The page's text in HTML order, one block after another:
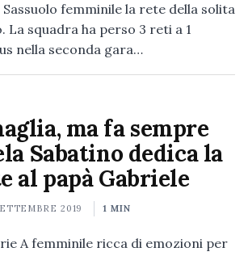
femminile la rete della solita
La squadra ha perso 3 reti a 1
nella seconda gara…
ma fa sempre
Sabatino dedica la
al papà Gabriele
2019 1 MIN
A femminile ricca di emozioni per